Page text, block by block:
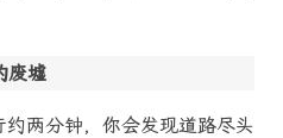
废墟
两分钟，你会发现道路尽头